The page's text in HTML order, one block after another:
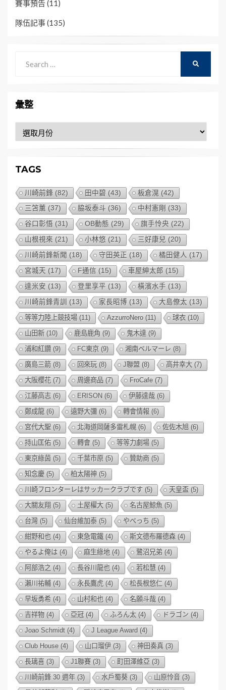
賽事預告(11)
隊伍記事(135)
for:
彙整
整
TAGS
川崎前鋒 (82) 田中碧 (43) 板倉滉 (42)
三笘薰 (37) 脇坂泰斗 (36) 中村憲剛 (33)
谷口彰悟 (31) OB動態 (29) 旗手怜央 (22)
山根視來 (21) 小林悠 (21) 三好康兒 (20)
川崎前鋒新聞 (18) 守田英正 (18) 橘田健人 (17)
宮城天 (17) F通信 (15) 車屋紳太郎 (15)
達米安 (13) 登里享平 (13) 橫濱水手 (13)
川崎前鋒青訓 (13) 家長昭博 (13) 大島僚太 (13)
等等力陸上競技場 (11) AzzurroNero (11) 球衣 (10)
山田新 (10) 鹿島鹿角 (9) 鬼木達 (9)
浦和紅鑽 (9) FC東京 (9) 湘南ベルマーレ (8)
廣島三箭 (8) 回來玩 (8) J聯盟 (8) 高井幸大 (7)
大阪櫻花 (7) 周邊商品 (7) FroCafe (7)
江藤高志 (6) ERISON (6) 伊藤達哉 (6)
鄭成龍 (6) 遠野大彌 (6) 轉會情報 (6)
宮代大聖 (6) 北海道岡薩多雷札幌 (6) 佐佐木旭 (6)
持山匡佑 (5) 轉會 (5) 等等力劇場 (5)
東京綠茵 (5) 千葉市原 (5) 贊助商 (5)
知念慶 (5) 柏太陽神 (5)
川崎フロンターレはサッカークラブです (5) 天皇盃 (5)
大關友翔 (5) 土屋櫂大 (5) 名古屋鯨魚 (5)
台灣 (5) 仙台維加泰 (5) やべっち (5)
紺野和也 (4) 東急電鐵 (4) 斯文德布羅德森 (4)
やるよ俺は (4) 麻生綠地 (4) 鷺沼兄弟 (4)
阿部浩之 (4) 長谷川龍也 (4) 若松慧 (4)
瀨川祐輔 (4) 永長鷹虎 (4) 松長根悠仁 (4)
早坂勇希 (4) 山村和也 (4) 名願斗哉 (4)
吉祥物 (4) 亞冠 (4) ふろん太 (4) ドラゴン (4)
Joao Schmidt (4) J League Award (4)
Club House (4) 山口瑠伊 (3) 神田奏真 (3)
長璃喜 (3) J1聯賽 (3) 町田澤維亞 (3)
川崎前鋒 30 週年 (3) 水戶蜀葵 (3) 山原怜音 (3)